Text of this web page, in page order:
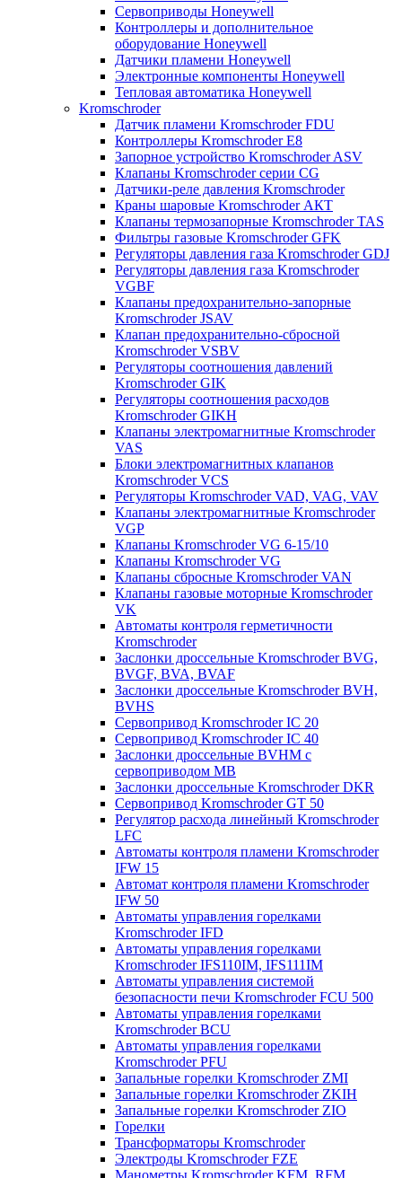
Сервоприводы Honeywell
Контроллеры и дополнительное
оборудование Honeywell
Датчики пламени Honeywell
Электронные компоненты Honeywell
Тепловая автоматика Honeywell
Kromschroder
Датчик пламени Kromschroder FDU
Контроллеры Kromschroder E8
Запорное устройство Kromschroder ASV
Клапаны Kromschroder серии CG
Датчики-реле давления Kromschroder
Краны шаровые Kromschroder АКТ
Клапаны термозапорные Kromschroder TAS
Фильтры газовые Kromschroder GFK
Регуляторы давления газа Kromschroder GDJ
Регуляторы давления газа Kromschroder
VGBF
Клапаны предохранительно-запорные
Kromschroder JSAV
Клапан предохранительно-сбросной
Kromschroder VSBV
Регуляторы соотношения давлений
Kromschroder GIK
Регуляторы соотношения расходов
Kromschroder GIKH
Клапаны электромагнитные Kromschroder
VAS
Блоки электромагнитных клапанов
Kromschroder VCS
Регуляторы Kromschroder VAD, VAG, VAV
Клапаны электромагнитные Kromschroder
VGP
Клапаны Kromschroder VG 6-15/10
Клапаны Kromschroder VG
Клапаны сбросные Kromschroder VAN
Клапаны газовые моторные Kromschroder
VK
Автоматы контроля герметичности
Kromschroder
Заслонки дроссельные Kromschroder BVG,
BVGF, BVA, BVAF
Заслонки дроссельные Kromschroder BVH,
BVHS
Сервопривод Kromschroder IC 20
Сервопривод Kromschroder IC 40
Заслонки дроссельные BVHM с
сервоприводом МВ
Заслонки дроссельные Kromschroder DKR
Cервопривод Kromschroder GT 50
Регулятор расхода линейный Kromschroder
LFC
Автоматы контроля пламени Kromschroder
IFW 15
Автомат контроля пламени Kromschroder
IFW 50
Автоматы управления горелками
Kromschroder IFD
Автоматы управления горелками
Kromschroder IFS110IM, IFS111IM
Автоматы управления системой
безопасности печи Kromschroder FCU 500
Автоматы управления горелками
Kromschroder BCU
Автоматы управления горелками
Kromschroder PFU
Запальные горелки Kromschroder ZМI
Запальные горелки Kromschroder ZKIH
Запальные горелки Kromschroder ZIO
Горелки
Трансформаторы Kromschroder
Электроды Kromschroder FZE
Манометры Kromschroder KFM, RFM